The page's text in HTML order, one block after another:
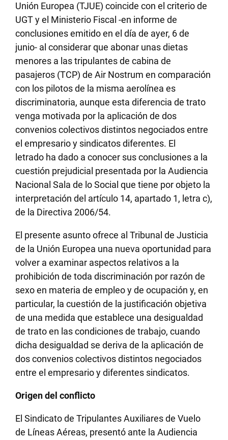
Unión Europea (TJUE) coincide con el criterio de
UGT y el Ministerio Fiscal -en informe de
conclusiones emitido en el día de ayer, 6 de
junio- al considerar que abonar unas dietas
menores a las tripulantes de cabina de
pasajeros (TCP) de Air Nostrum en comparación
con los pilotos de la misma aerolínea es
discriminatoria, aunque esta diferencia de trato
venga motivada por la aplicación de dos
convenios colectivos distintos negociados entre
el empresario y sindicatos diferentes. El
letrado ha dado a conocer sus conclusiones a la
cuestión prejudicial presentada por la Audiencia
Nacional Sala de lo Social que tiene por objeto la
interpretación del artículo 14, apartado 1, letra c),
de la Directiva 2006/54.
El presente asunto ofrece al Tribunal de Justicia
de la Unión Europea una nueva oportunidad para
volver a examinar aspectos relativos a la
prohibición de toda discriminación por razón de
sexo en materia de empleo y de ocupación y, en
particular, la cuestión de la justificación objetiva
de una medida que establece una desigualdad
de trato en las condiciones de trabajo, cuando
dicha desigualdad se deriva de la aplicación de
dos convenios colectivos distintos negociados
entre el empresario y diferentes sindicatos.
Origen del conflicto
El Sindicato de Tripulantes Auxiliares de Vuelo
de Líneas Aéreas, presentó ante la Audiencia